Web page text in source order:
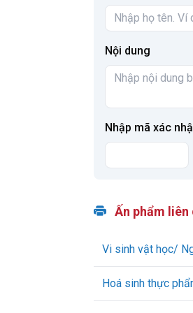
Nội dung
Nhập mã xác
Ấn phẩm
Vi sinh vật học/
Hoá sinh thực